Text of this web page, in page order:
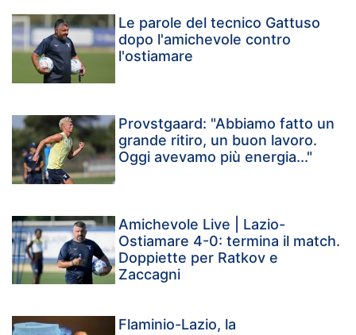
Le parole del tecnico Gattuso
dopo l'amichevole contro
l'ostiamare
Provstgaard: "Abbiamo fatto un
grande ritiro, un buon lavoro.
Oggi avevamo più energia..."
Amichevole Live | Lazio-
Ostiamare 4-0: termina il match.
Doppiette per Ratkov e
Zaccagni
Flaminio-Lazio, la